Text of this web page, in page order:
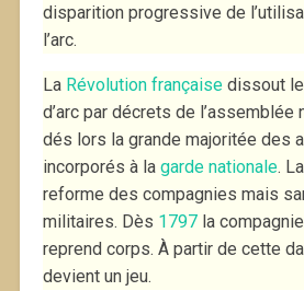
disparition progressive de
l’arc.
La Révolution françaisedissout
d’arc par décrets de l’assemblée
dés lors la grande majoritée des
incorporés à la garde nationale.
reforme des compagnies mais
militaires. Dès 1797la
reprend corps. À partir de cette
devient un jeu.